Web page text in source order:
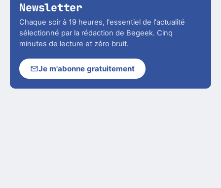
Newsletter
Chaque soir à 19 heures, l'essentiel de l'actualité
sélectionné par la rédaction de Begeek. Cinq
minutes de lecture et zéro bruit.
Je m'abonne gratuitement